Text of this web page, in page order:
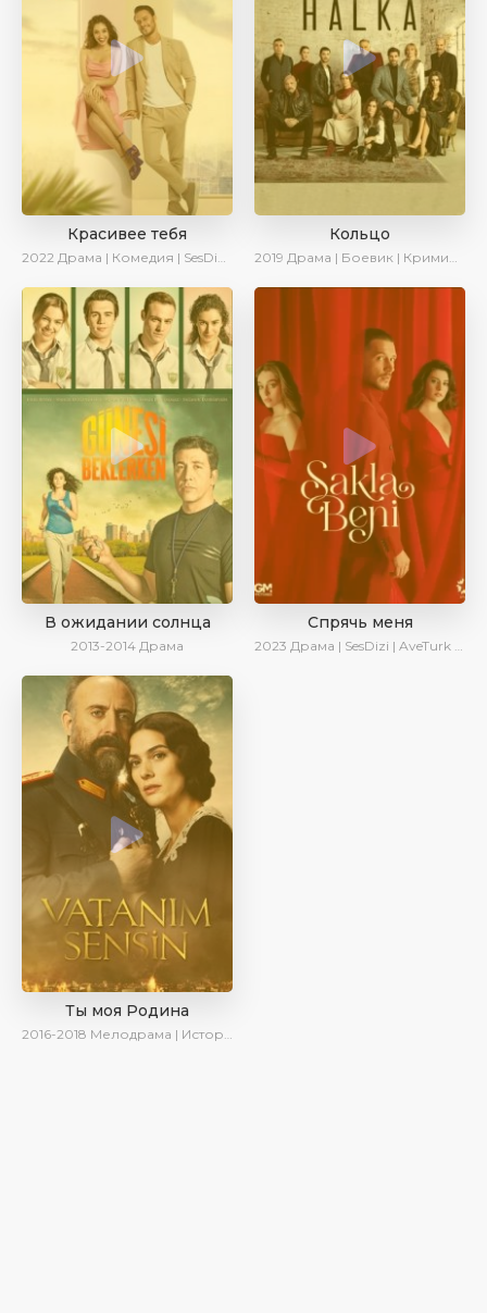
Красивее тебя
2022 Драма | Комедия | SesDizi | AveTurk | Turok1990
Кольцо
2019 Драма | Боевик | Криминал
В ожидании солнца
2013-2014 Драма
Спрячь меня
2023 Драма | SesDizi | AveTurk | AlisaDirilis | Сериалы 2023
Ты моя Родина
2016-2018 Мелодрама | Исторический | Военный | Turok1990